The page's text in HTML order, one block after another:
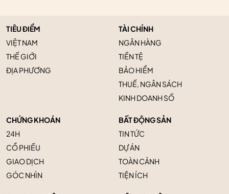
TIÊU ĐIỂM
VIỆT NAM
THẾ GIỚI
ĐỊA PHƯƠNG
TÀI CHÍNH
NGÂN HÀNG
TIỀN TỆ
BẢO HIỂM
THUẾ, NGÂN SÁCH
KINH DOANH SỐ
CHỨNG KHOÁN
24H
CỔ PHIẾU
GIAO DỊCH
GÓC NHÌN
BẤT ĐỘNG SẢN
TIN TỨC
DỰ ÁN
TOÀN CẢNH
TIỆN ÍCH